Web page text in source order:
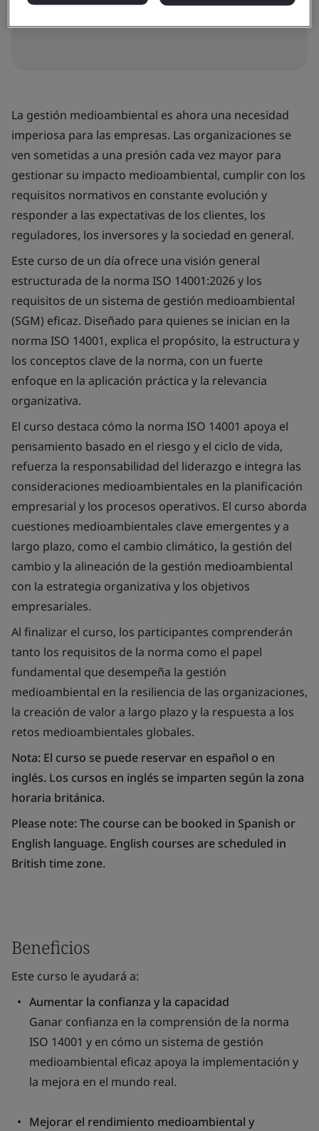
English course
La gestión medioambiental es ahora una necesidad
imperiosa para las empresas. Las organizaciones se
ven sometidas a una presión cada vez mayor para
gestionar su impacto medioambiental, cumplir con los
requisitos normativos en constante evolución y
responder a las expectativas de los clientes, los
reguladores, los inversores y la sociedad en general.
Este curso de un día ofrece una visión general
estructurada de la norma ISO 14001:2026 y los
requisitos de un sistema de gestión medioambiental
(SGM) eficaz. Diseñado para quienes se inician en la
norma ISO 14001, explica el propósito, la estructura y
los conceptos clave de la norma, con un fuerte
enfoque en la aplicación práctica y la relevancia
organizativa.
El curso destaca cómo la norma ISO 14001 apoya el
pensamiento basado en el riesgo y el ciclo de vida,
refuerza la responsabilidad del liderazgo e integra las
consideraciones medioambientales en la planificación
empresarial y los procesos operativos. El curso aborda
cuestiones medioambientales clave emergentes y a
largo plazo, como el cambio climático, la gestión del
cambio y la alineación de la gestión medioambiental
con la estrategia organizativa y los objetivos
empresariales.
Al finalizar el curso, los participantes comprenderán
tanto los requisitos de la norma como el papel
fundamental que desempeña la gestión
medioambiental en la resiliencia de las organizaciones,
la creación de valor a largo plazo y la respuesta a los
retos medioambientales globales.
Nota: El curso se puede reservar en español o en
inglés. Los cursos en inglés se imparten según la zona
horaria británica.
Please note: The course can be booked in Spanish or
English language. English courses are scheduled in
British time zone.
Beneficios
Este curso le ayudará a:
Aumentar la confianza y la capacidad
Ganar confianza en la comprensión de la norma
ISO 14001 y en cómo un sistema de gestión
medioambiental eficaz apoya la implementación y
la mejora en el mundo real.
Mejorar el rendimiento medioambiental y